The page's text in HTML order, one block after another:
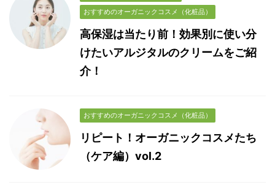
おすすめのオーガニックコスメ（化粧品）
高保湿は当たり前！効果別に使い分
けたいアルジタルのクリームをご紹
介！
おすすめのオーガニックコスメ（化粧品）
リピート！オーガニックコスメたち
（ケア編）vol.2